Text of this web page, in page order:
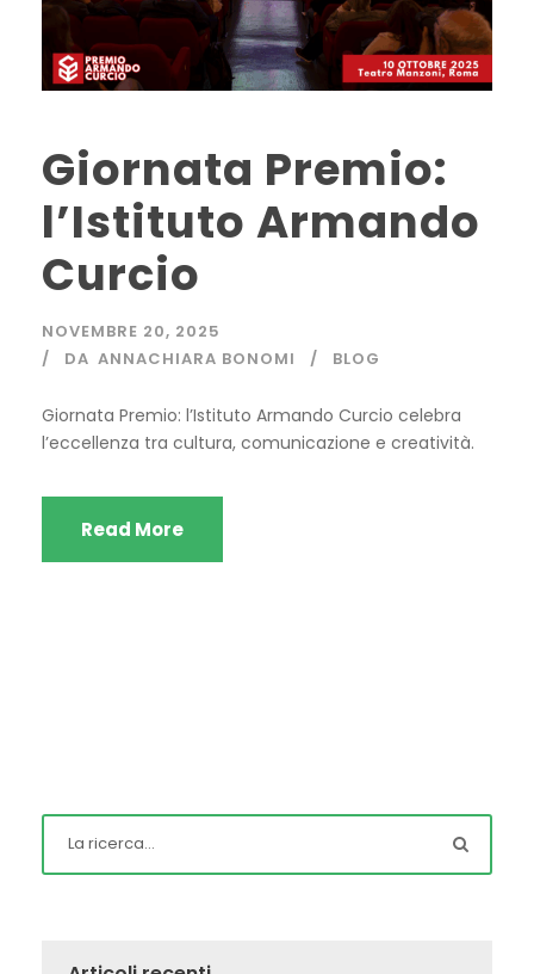
Giornata Premio:
l’Istituto Armando
Curcio
NOVEMBRE 20, 2025
DA ANNACHIARA BONOMI BLOG
Giornata Premio: l’Istituto Armando Curcio celebra
l’eccellenza tra cultura, comunicazione e creatività.
Read More